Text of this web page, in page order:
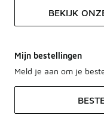
BEKIJK
Mijn bestellingen
Meld je aan om je